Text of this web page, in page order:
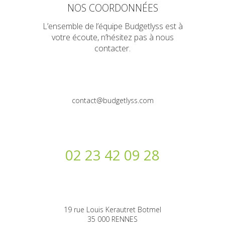
NOS COORDONNÉES
L’ensemble de l’équipe Budgetlyss est à
votre écoute, n’hésitez pas à nous
contacter.
contact@budgetlyss.com
02 23 42 09 28
19 rue Louis Kerautret Botmel
35 000 RENNES